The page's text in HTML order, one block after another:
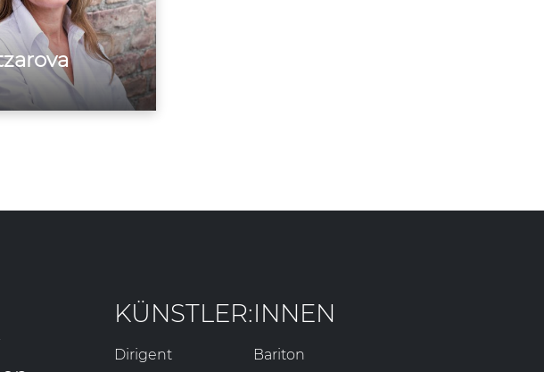
KÜNSTLER:INNEN
Dirigent
Bariton